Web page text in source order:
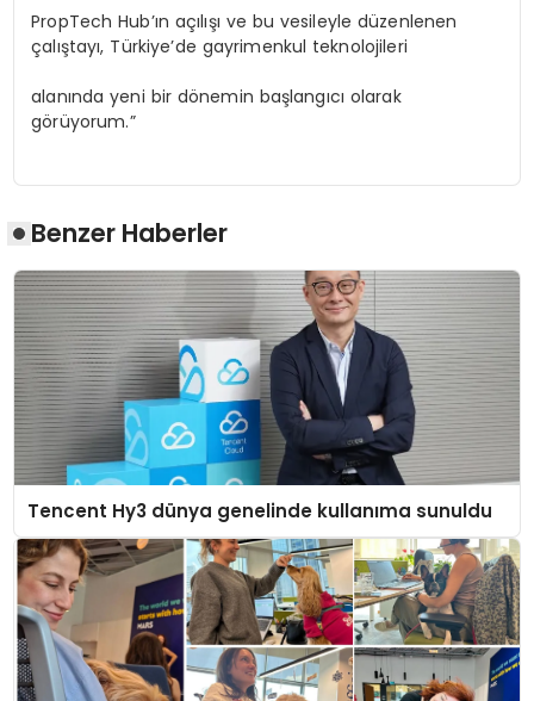
PropTech Hub’ın açılışı ve bu vesileyle düzenlenen
çalıştayı, Türkiye’de gayrimenkul teknolojileri
alanında yeni bir dönemin başlangıcı olarak
görüyorum.”
Benzer Haberler
Tencent Hy3 dünya genelinde kullanıma sunuldu